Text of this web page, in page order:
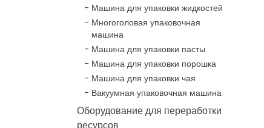
Машина для упаковки жидкостей
Многоголовая упаковочная
машина
Машина для упаковки пасты
Машина для упаковки порошка
Машина для упаковки чая
Вакуумная упаковочная машина
Оборудование для переработки